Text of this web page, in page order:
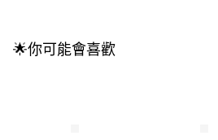
🌟你可能會喜歡